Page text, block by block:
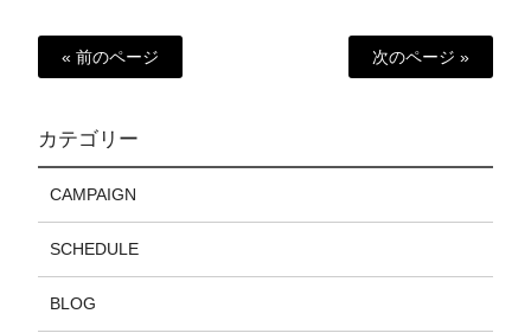
« 前のページ 次のページ »
カテゴリー
CAMPAIGN
SCHEDULE
BLOG